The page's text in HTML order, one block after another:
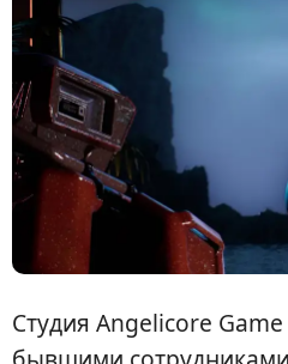
Студия Angelicore